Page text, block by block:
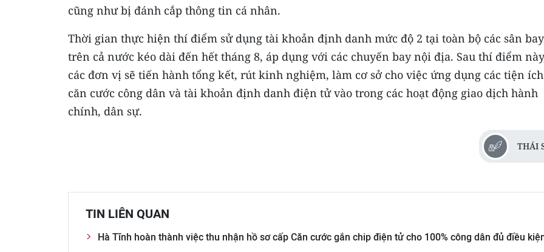
cũng như bị đánh cắp thông tin cá nhân.
Thời gian thực hiện thí điểm sử dụng tài khoản định danh mức độ 2 tại toàn bộ các sân bay
trên cả nước kéo dài đến hết tháng 8, áp dụng với các chuyến bay nội địa. Sau thí điểm
các đơn vị sẽ tiến hành tổng kết, rút kinh nghiệm, làm cơ sở cho việc ứng dụng các tiện
căn cước công dân và tài khoản định danh điện tử vào trong các hoạt động giao dịch hành
chính, dân sự.
THÁI
TIN LIÊN QUAN
Hà Tĩnh hoàn thành việc thu nhận hồ sơ cấp Căn cước gắn chip điện tử cho 100% công dân đủ điều